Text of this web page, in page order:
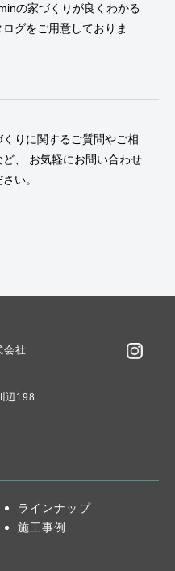
の家づくりが良くわかる
ログをご用意しておりま
くりに関するご質問やご相
ど、 お気軽にお問い合わせ
い。
会社
辺198
ラインナップ
施工事例